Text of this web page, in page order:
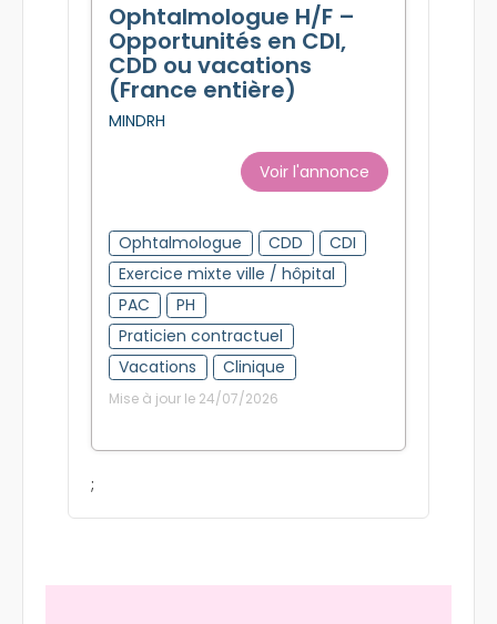
Ophtalmologue H/F –
Opportunités en CDI,
CDD ou vacations
(France entière)
MINDRH
Voir l'annonce
Ophtalmologue CDD
CDI
Exercice mixte ville / hôpital
PAC
PH
Praticien contractuel
Vacations
Clinique
Mise à jour le 24/07/2026
;